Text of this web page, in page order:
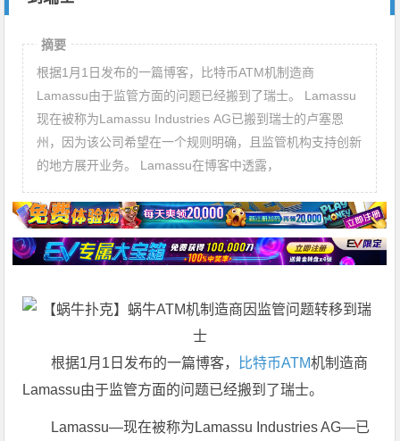
摘要
根据1月1日发布的一篇博客，比特币ATM机制造商
Lamassu由于监管方面的问题已经搬到了瑞士。 Lamassu
现在被称为Lamassu Industries AG已搬到瑞士的卢塞恩
州，因为该公司希望在一个规则明确，且监管机构支持创新
的地方展开业务。 Lamassu在博客中透露，
根据1月1日发布的一篇博客， 比特币ATM机制造商
Lamassu由于监管方面的问题已经搬到了瑞士。
Lamassu—现在被称为Lamassu Industries AG—已